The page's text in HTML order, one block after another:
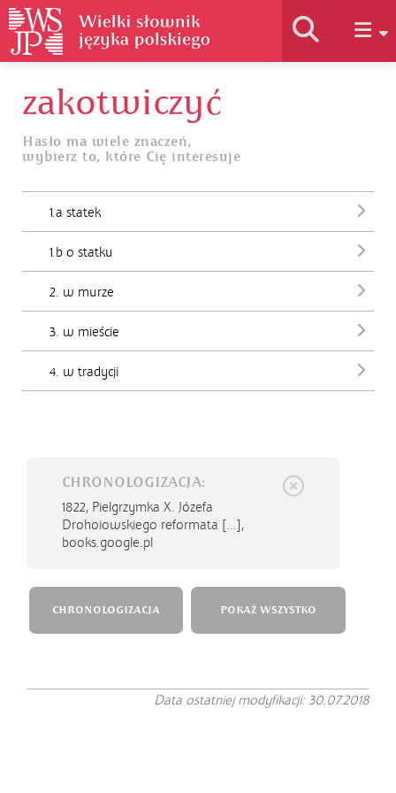
Historia słownika
Jak korzystać
zakotwiczyć
Hasło ma wiele znaczeń,
wybierz to, które Cię interesuje
1.a statek
1.b o statku
2. w murze
3. w mieście
4. w tradycji
CHRONOLOGIZACJA:
1822, Pielgrzymka X. Józefa
Drohoiowskiego reformata [...],
books.google.pl
CHRONOLOGIZACJA POKAŻ WSZYSTKO
Data ostatniej modyfikacji: 30.07.2018